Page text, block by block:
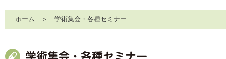
ホーム ＞ 学術集会・各種セミナー